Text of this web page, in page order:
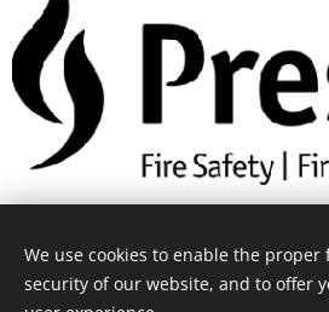
We use cookies to enable the
security of our website, and to offer